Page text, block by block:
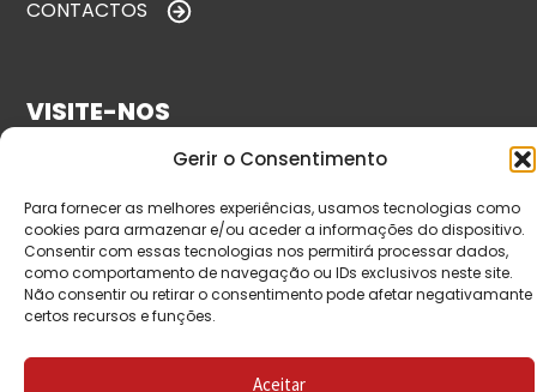
Gerir o Consentimento
Para fornecer as melhores experiências, usamos tecnologias como
cookies para armazenar e/ou aceder a informações do dispositivo.
Consentir com essas tecnologias nos permitirá processar dados,
como comportamento de navegação ou IDs exclusivos neste site.
Não consentir ou retirar o consentimento pode afetar negativamante
certos recursos e funções.
Aceitar
CONTACTOS
VISITE-NOS
© Copyright 2026 Saída de Emergência. Todos os
direitos reservados.